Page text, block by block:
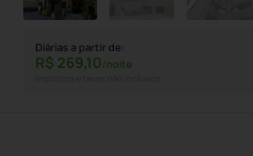
Diárias a partir de:
R$ 269,10/noite